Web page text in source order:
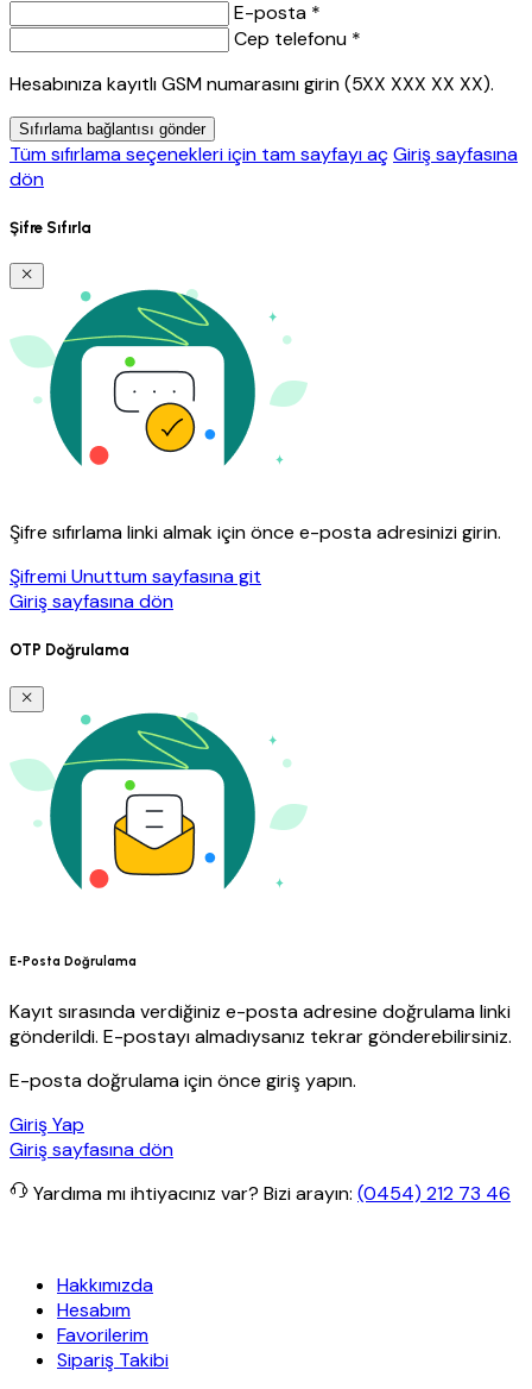
E-posta *
Cep telefonu *
Hesabınıza kayıtlı GSM numarasını girin (5XX XXX XX XX).
Sıfırlama bağlantısı gönder
Tüm sıfırlama seçenekleri için tam sayfayı açGiriş sayfasına
dön
Şifre Sıfırla
Şifre sıfırlama linki almak için önce e-posta adresinizi girin.
Şifremi Unuttum sayfasına git
Giriş sayfasına dön
OTP Doğrulama
E-Posta Doğrulama
Kayıt sırasında verdiğiniz e-posta adresine doğrulama linki
gönderildi. E-postayı almadıysanız tekrar gönderebilirsiniz.
E-posta doğrulama için önce giriş yapın.
Giriş Yap
Giriş sayfasına dön
Yardıma mı ihtiyacınız var? Bizi arayın: (0454) 212 73 46
Hakkımızda
Hesabım
Favorilerim
Sipariş Takibi